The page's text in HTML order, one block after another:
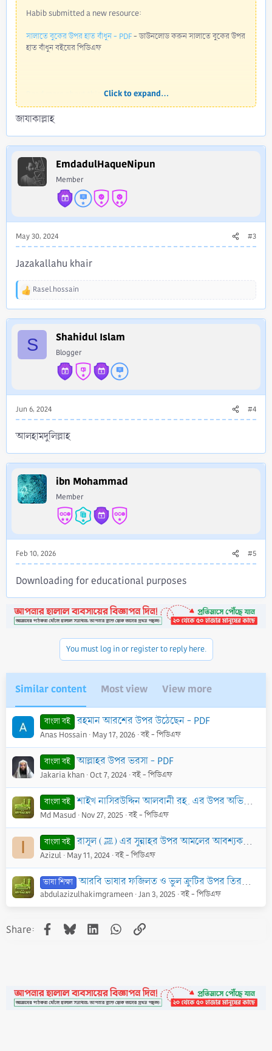
Habib submitted a new resource:
সালাতে বুকের উপর হাত বাঁধুন - PDF- ডাউনলোড করুন সালাতে বুকের উপর
হাত বাঁধুন বইয়ের পিডিএফ
Read more about this resource...
Click to expand...
জাযাকাল্লাহ
EmdadulHaqueNipun
Member
May 30, 2024 #3
Jazakallahu khair
R
a
o
:
Rasel.hossain
S Shahidul Islam
Blogger
Jun 6, 2024 #4
আলহামদুলিল্লাহ
ibn Mohammad
Member
Feb 10, 2026 #5
Downloading for educational purposes
You must log in or register to reply here.
Similar content Most view View more
বাংলা বই রহমান আরশের উপর উঠেছেন - PDF
Anas Hossain May 17, 2026 বই - পিডিএফ
বাংলা বই আল্লাহর উপর ভরসা - PDF
Jakaria khan Oct 7, 2024 বই - পিডিএফ
বাংলা বই শাইখ নাসিরউদ্দিন আলবানী রহ. এর উপর অভিযোগের জবাব - PDF
Md Masud Nov 27, 2025 বই - পিডিএফ
I বাংলা বই রাসূল (ﷺ) এর সুন্নাহর উপর আমলের আবশ্যকতা আর তার অস্বীকারকারীর কাফের হওয়া - PDF
Azizul May 11, 2024 বই - পিডিএফ
ভাষা শিক্ষা আরবি ভাষার ফজিলত ও ভুল ক্রুটির উপর তিরস্কার - PDF
abdulazizulhakimgrameen Jan 3, 2025 বই - পিডিএফ
Share: Facebook
BlueskyLinkedInWhatsApp
Link